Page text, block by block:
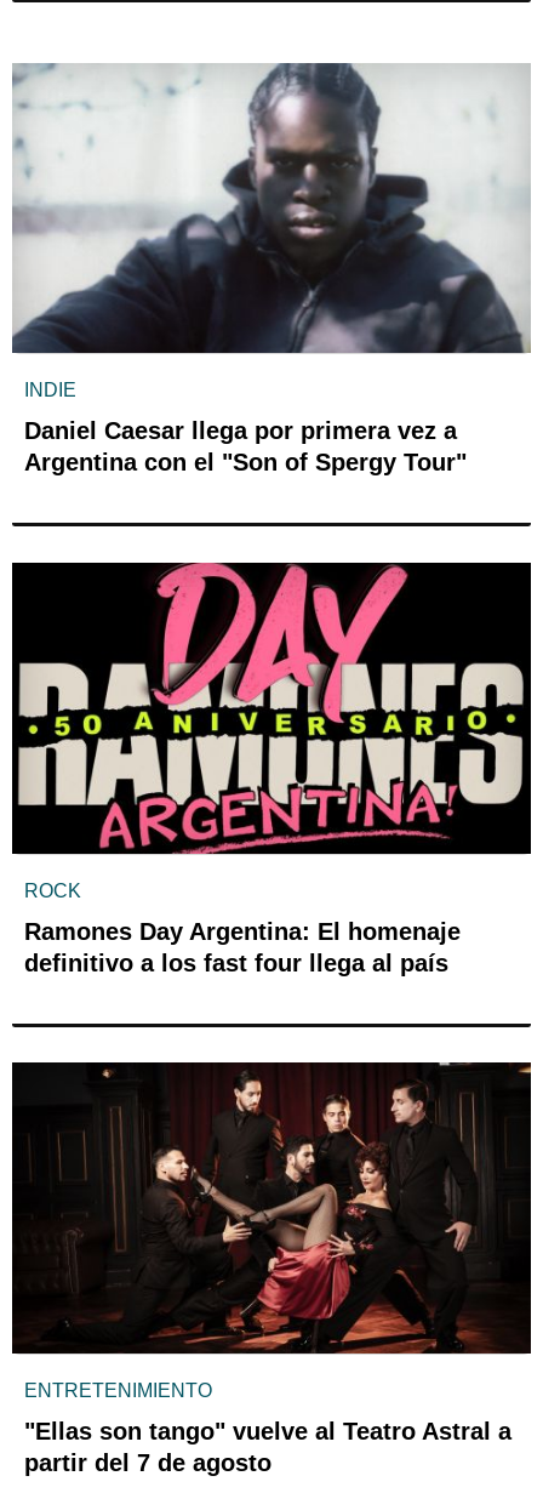
INDIE
Daniel Caesar llega por primera vez a
Argentina con el "Son of Spergy Tour"
ROCK
Ramones Day Argentina: El homenaje
definitivo a los fast four llega al país
ENTRETENIMIENTO
"Ellas son tango" vuelve al Teatro Astral a
partir del 7 de agosto